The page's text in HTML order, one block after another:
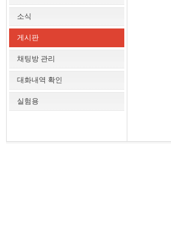
소식
게시판
채팅방 관리
대화내역 확인
실험용